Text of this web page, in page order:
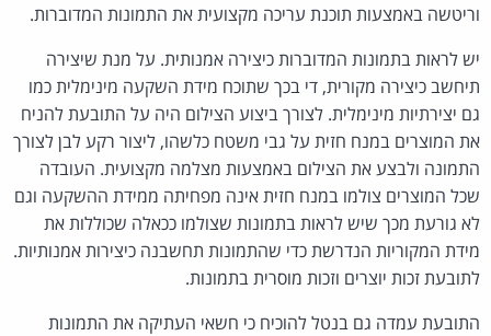
וריטשה באמצעות תוכנת עריכה מקצועית את התמונות המדוברות.
יש לראות בתמונות המדוברות כיצירה אמנותית. על מנת שיצירה
תיחשב כיצירה מקורית, די בכך שתוכח מידת השקעה מינימלית כמו
גם יצירתיות מינימלית. לצורך ביצוע הצילום היה על התובעת להניח
את המוצרים במנח חזית על גבי משטח כלשהו, ליצור רקע לבן לצורך
התמונה ולבצע את הצילום באמצעות מצלמה מקצועית. העובדה
שכל המוצרים צולמו במנח חזית אינה מפחיתה ממידת ההשקעה וגם
לא גורעת מכך שיש לראות בתמונות שצולמו ככאלה שכוללות את
מידת המקוריות הנדרשת כדי שהתמונות תחשבנה כיצירות אמנותיות.
לתובעת זכות יוצרים וזכות מוסרית בתמונות.
התובעת עמדה גם בנטל להוכיח כי חשאי העתיקה את התמונות